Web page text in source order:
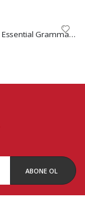
Cambridge Essential Grammar İn Use With Answers (Kırmızı)
ABONE OL